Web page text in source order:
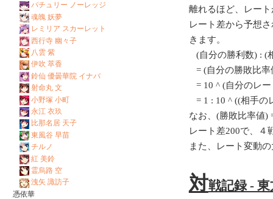
離れるほど、レー
レート差から予想
きます。
(自分の勝利数) : (
= (自分の勝敗比率
= 10 ^ (自分のレー
= 1 : 10 ^ ((相手の
なお、(勝敗比率値)
レート差200で、４
また、レート変動
対戦記録 -
パチュリー ノーレッジ
魂魄 妖夢
レミリア スカーレット
西行寺 幽々子
八雲 紫
伊吹 萃香
鈴仙 優曇華院 イナバ
射命丸 文
小野塚 小町
永江 衣玖
比那名居 天子
東風谷 早苗
チルノ
紅 美鈴
霊烏路 空
洩矢 諏訪子
憑依華